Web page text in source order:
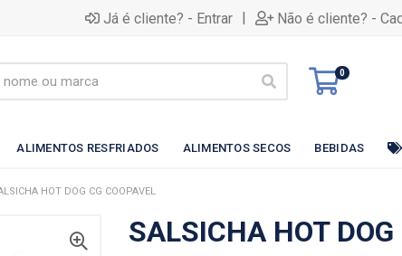
Já é cliente? - Entrar | Não é cliente? -
0
ALIMENTOS RESFRIADOS ALIMENTOS SECOS BEBIDAS
HOT DOG CG COOPAVEL
SALSICHA HOT DOG